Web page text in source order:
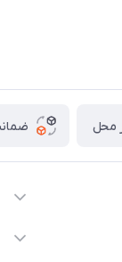
محل